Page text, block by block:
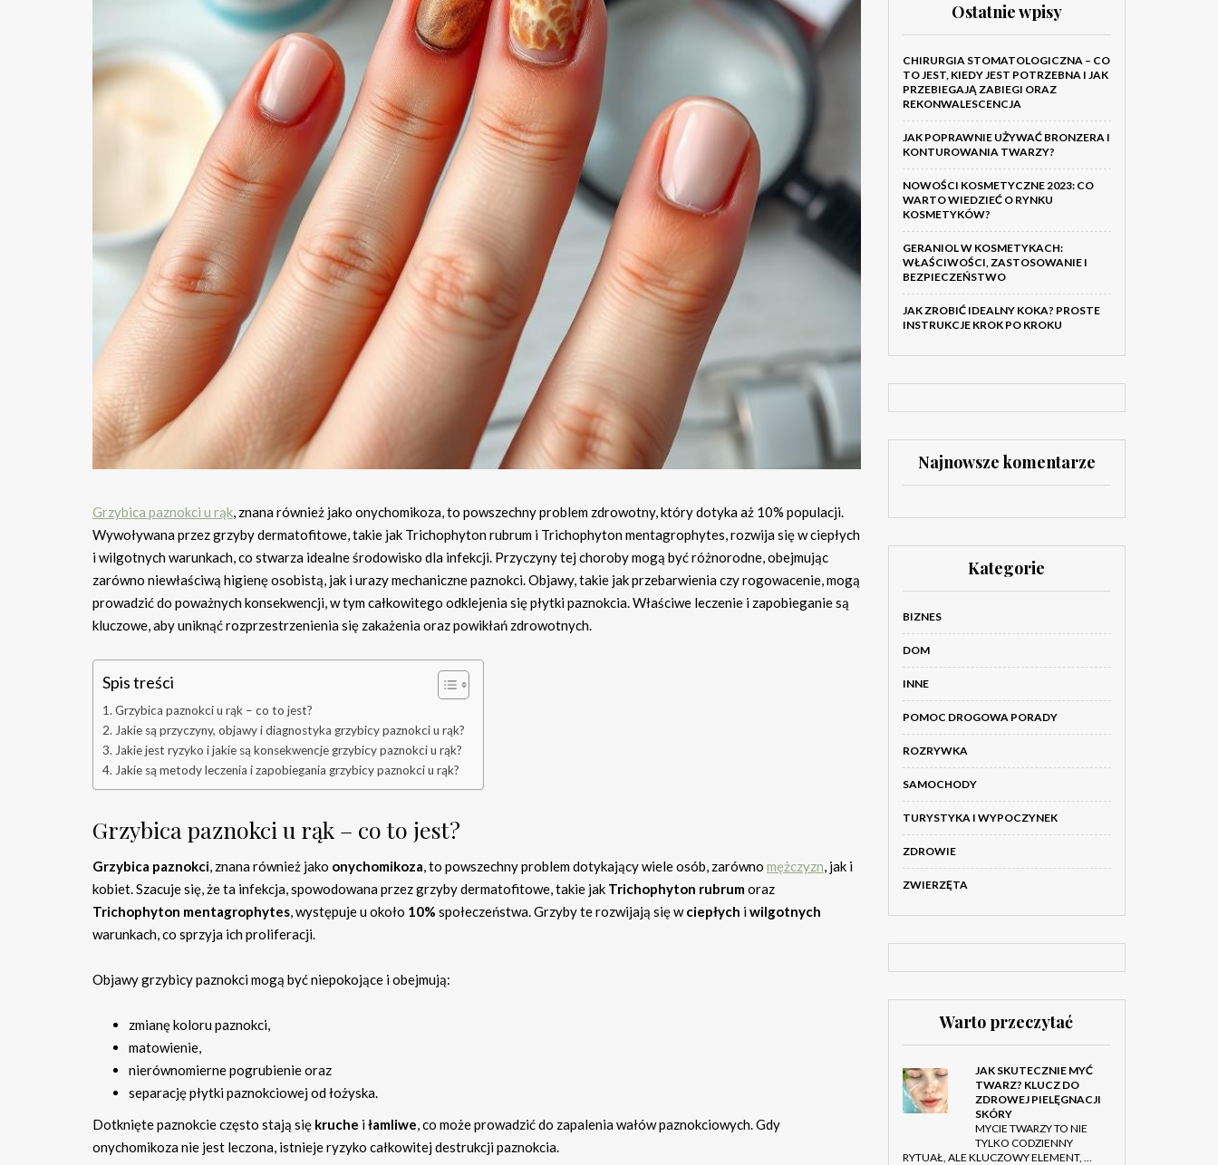
Grzybica paznokci u rąk, znana również jako onychomikoza, to powszechny problem zdrowotny, który dotyka aż 10% populacji.
Wywoływana przez grzyby dermatofitowe, takie jak Trichophyton rubrum i Trichophyton mentagrophytes, rozwija się w ciepłych
i wilgotnych warunkach, co stwarza idealne środowisko dla infekcji. Przyczyny tej choroby mogą być różnorodne, obejmując
zarówno niewłaściwą higienę osobistą, jak i urazy mechaniczne paznokci. Objawy, takie jak przebarwienia czy rogowacenie, mogą
prowadzić do poważnych konsekwencji, w tym całkowitego odklejenia się płytki paznokcia. Właściwe leczenie i zapobieganie są
kluczowe, aby uniknąć rozprzestrzenienia się zakażenia oraz powikłań zdrowotnych.
Spis treści
Grzybica paznokci u rąk – co to jest?
Jakie są przyczyny, objawy i diagnostyka grzybicy paznokci u rąk?
Jakie jest ryzyko i jakie są konsekwencje grzybicy paznokci u rąk?
Jakie są metody leczenia i zapobiegania grzybicy paznokci u rąk?
Grzybica paznokci u rąk – co to jest?
Grzybica paznokci, znana również jako onychomikoza, to powszechny problem dotykający wiele osób, zarówno mężczyzn, jak i
kobiet. Szacuje się, że ta infekcja, spowodowana przez grzyby dermatofitowe, takie jak Trichophyton rubrumoraz
Trichophyton mentagrophytes, występuje u około 10% społeczeństwa. Grzyby te rozwijają się wciepłych iwilgotnych
warunkach, co sprzyja ich proliferacji.
Objawy grzybicy paznokci mogą być niepokojące i obejmują:
zmianę koloru paznokci,
matowienie,
nierównomierne pogrubienie oraz
separację płytki paznokciowej od łożyska.
Dotknięte paznokcie często stają się kruche iłamliwe, co może prowadzić do zapalenia wałów paznokciowych. Gdy
onychomikoza nie jest leczona, istnieje ryzyko całkowitej destrukcji paznokcia.
Ostatnie wpisy
CHIRURGIA STOMATOLOGICZNA – CO
TO JEST, KIEDY JEST POTRZEBNA I JAK
PRZEBIEGAJĄ ZABIEGI ORAZ
REKONWALESCENCJA
JAK POPRAWNIE UŻYWAĆ BRONZERA I
KONTUROWANIA TWARZY?
NOWOŚCI KOSMETYCZNE 2023: CO
WARTO WIEDZIEĆ O RYNKU
KOSMETYKÓW?
GERANIOL W KOSMETYKACH:
WŁAŚCIWOŚCI, ZASTOSOWANIE I
BEZPIECZEŃSTWO
JAK ZROBIĆ IDEALNY KOKA? PROSTE
INSTRUKCJE KROK PO KROKU
Najnowsze komentarze
Kategorie
BIZNES
DOM
INNE
POMOC DROGOWA PORADY
ROZRYWKA
SAMOCHODY
TURYSTYKA I WYPOCZYNEK
ZDROWIE
ZWIERZĘTA
Warto przeczytać
JAK SKUTECZNIE MYĆ
TWARZ? KLUCZ DO
ZDROWEJ PIELĘGNACJI
SKÓRY
MYCIE TWARZY TO NIE
TYLKO CODZIENNY
RYTUAŁ, ALE KLUCZOWY ELEMENT, …